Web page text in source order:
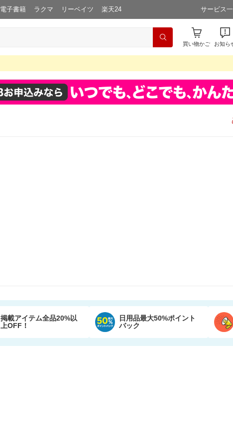
電子書籍 ラクマ リーベイツ 楽天24 サービス
買い物かご お知ら
掲載アイテム全品20%以
上OFF！
日用品最大50%ポイント
バック